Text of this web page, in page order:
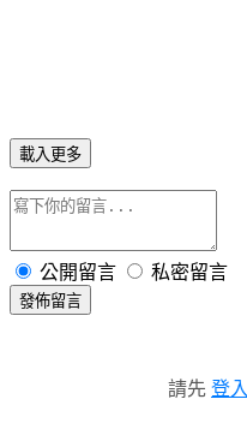
載入更多
公開留言 私密留言
發佈留言
請先 登入